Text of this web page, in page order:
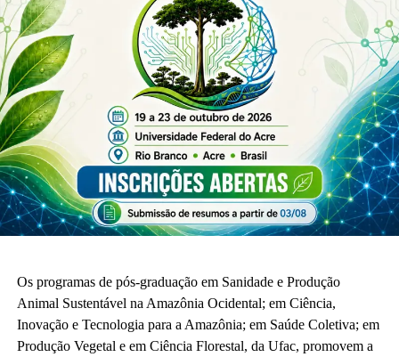
Os programas de pós-graduação em Sanidade e Produção
Animal Sustentável na Amazônia Ocidental; em Ciência,
Inovação e Tecnologia para a Amazônia; em Saúde Coletiva; em
Produção Vegetal e em Ciência Florestal, da Ufac, promovem a